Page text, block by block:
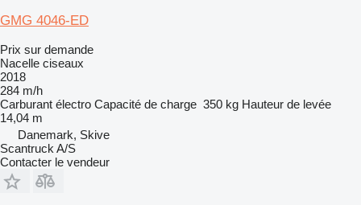
GMG 4046-ED
Prix sur demande
Nacelle ciseaux
2018
284 m/h
Carburant électro Capacité de charge 350 kg Hauteur de levée
14,04 m
Danemark, Skive
Scantruck A/S
Contacter le vendeur